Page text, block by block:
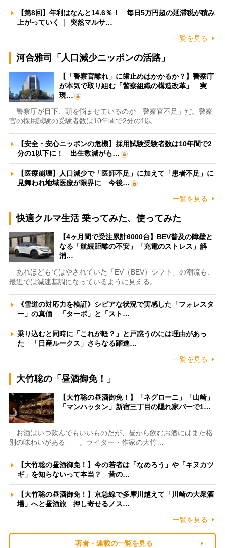
【第8回】年利はなんと14.6％！ 毎日5万円超の延滞税が積み
上がっていく ｜ 突然マルサ…
一覧を見る
河合雅司「人口減少ニッポンの活路」
【「警察官離れ」に歯止めはかかるか？】警察庁
が本気で取り組む「警察組織の構造改革」 実
現…
警察庁が目下、頭を悩ませているのが「警察官不足」だ。警察
官の採用試験の受験者数は10年間で2分の1以…
【安全・安心ニッポンの危機】採用試験受験者数は10年間で2
分の1以下に！ 出生数減がも…
【医療崩壊】人口減少で「医師不足」に加えて「患者不足」に
見舞われ地域医療が限界に 今後…
一覧を見る
快適クルマ生活 乗ってみた、使ってみた
【4ヶ月間で受注累計6000台】BEV普及の障壁と
なる「航続距離の不安」「充電のストレス」解
消…
あれほどもてはやされていた「EV（BEV）シフト」の潮流も、
最近では減速基調になっているように見える。…
《雪道の対応力を検証》シビアな状況で実感した「フォレスタ
ー」の真価 「ターボ」と「スト…
乗り込むと同時に「これが軽？」と戸惑うのには理由があっ
た 「日産ルークス」さらなる躍進…
一覧を見る
大竹聡の「昼酒御免！」
【大竹聡の昼酒御免！】「ネグローニ」「山崎」
「マンハッタン」新宿三丁目の隠れ家バーで1…
お酒はいつ飲んでもいいものだが、昼から飲むお酒にはまた格
別の味わいがある――。ライター・作家の大竹…
【大竹聡の昼酒御免！】今の若者は「なめろう」や「キヌカツ
ギ」を知らないって本当？ 昔の…
【大竹聡の昼酒御免！】京急線で多摩川越えて「川崎の大衆酒
場」へと昼酒旅 押し寄せるノス…
一覧を見る
著者・連載の一覧を見る